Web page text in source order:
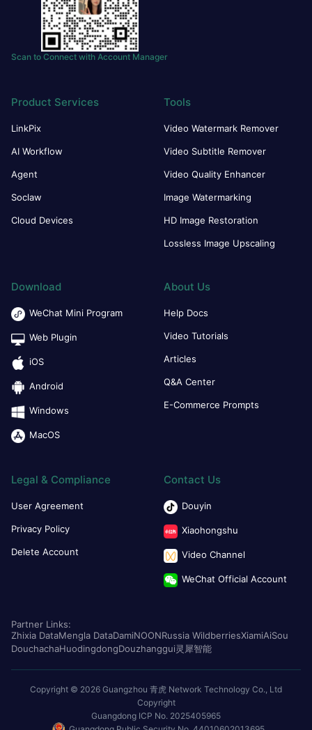
Scan to Connect with Account Manager
Product Services
LinkPix
AI Workflow
Agent
Soclaw
Cloud Devices
Tools
Video Watermark Remover
Video Subtitle Remover
Video Quality Enhancer
Image Watermarking
HD Image Restoration
Lossless Image Upscaling
Download
WeChat Mini Program
Web Plugin
iOS
Android
Windows
MacOS
About Us
Help Docs
Video Tutorials
Articles
Q&A Center
E-Commerce Prompts
Legal & Compliance
User Agreement
Privacy Policy
Delete Account
Contact Us
Douyin
Xiaohongshu
Video Channel
WeChat Official Account
Partner Links:
Zhixia DataMengla DataDamiNOONRussia WildberriesXiamiAiSou
DouchachaHuodingdongDouzhanggui灵犀智能
Copyright © 2026 Guangzhou 青虎 Network Technology Co., Ltd
Copyright
Guangdong ICP No. 2025405965